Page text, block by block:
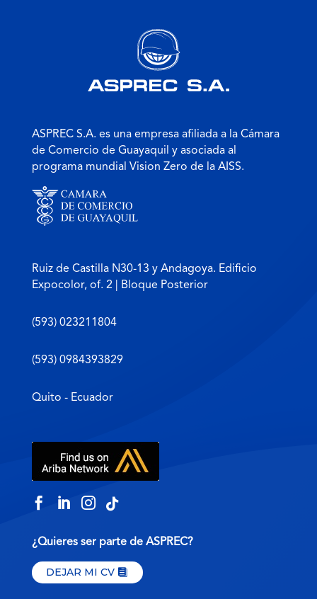
ASPREC S.A. es una empresa afiliada a la Cámara
de Comercio de Guayaquil y asociada al
programa mundial Vision Zero de la AISS.
Ruiz de Castilla N30-13 y Andagoya. Edificio
Expocolor, of. 2 | Bloque Posterior
(593) 023211804
(593) 0984393829
Quito - Ecuador
   
¿Quieres ser parte de ASPREC?
DEJAR MI CV